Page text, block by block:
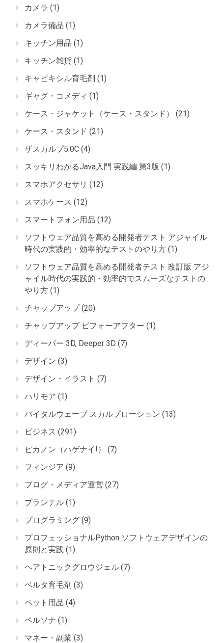
カメラ (1)
カメラ備品 (1)
キッチン用品 (1)
キッチン雑貨 (1)
キャピキシル育毛剤 (1)
ギャグ・コメディ (1)
ケース・ジャケット（ケース・スタンド）
(21)
ケース・スタンド (21)
ザスカルプ5.0C (4)
スッキリわかるJava入門 実践編 第3版 (1)
スマホアクセサリ (12)
スマホケース (12)
スマートフォン用品 (12)
ソフトウェア品質を高める開発者テスト アジャイル
時代の実践的・効率的なテストのやり方 (1)
ソフトウェア品質を高める開発者テスト 改訂版 アジ
ャイル時代の実践的・効率的でスムーズなテストの
やり方 (1)
チャップアップ(20)
チャップアップ ビフォーアフター (1)
ディーパー 3D, Deeper 3D (7)
デザイン (3)
デザイン・イラスト (7)
ハリモア (1)
バイタルウェーブ スカルプローション (13)
ビジネス (291)
ピカノン（ハゲナイ!）
(7)
フィンジア (9)
ブログ・メディア運営 (27)
プランテル (1)
プログラミング (9)
プロフェッショナルPython ソフトウェアデザインの
原則と実践 (1)
ヘアトニックグロウジェル (7)
ベルタ育毛剤 (3)
ペット用品 (4)
ペルソナ (1)
マネー・副業 (3)